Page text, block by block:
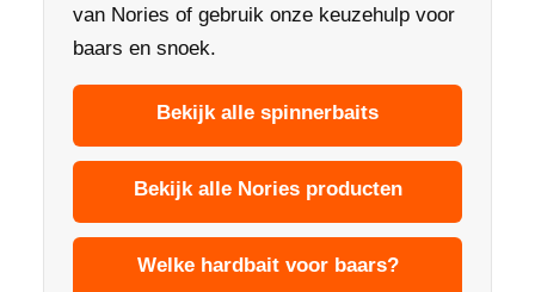
van Nories of gebruik onze keuzehulp voor
baars en snoek.
Bekijk alle spinnerbaits
Bekijk alle Nories producten
Welke hardbait voor baars?